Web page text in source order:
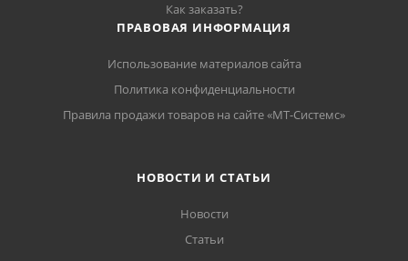
Как заказать?
ПРАВОВАЯ ИНФОРМАЦИЯ
Использование материалов сайта
Политика конфиденциальности
Правила продажи товаров на сайте «МТ-Системс»
НОВОСТИ И СТАТЬИ
Новости
Статьи